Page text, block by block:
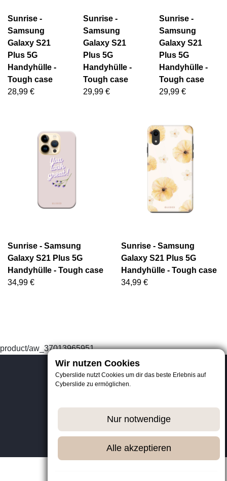
Sunrise -
Samsung
Galaxy S21
Plus 5G
Handyhülle -
Tough case
28,99 €
Sunrise -
Samsung
Galaxy S21
Plus 5G
Handyhülle -
Tough case
29,99 €
Sunrise -
Samsung
Galaxy S21
Plus 5G
Handyhülle -
Tough case
29,99 €
Sunrise - Samsung
Galaxy S21 Plus 5G
Handyhülle - Tough case
34,99 €
Sunrise - Samsung
Galaxy S21 Plus 5G
Handyhülle - Tough case
34,99 €
product/aw_37013965951
© 2026 CyberSlide
Wir nutzen Cookies
Cyberslide nutzt Cookies um dir das beste Erlebnis auf
Cyberslide zu ermöglichen.
Nur notwendige
Alle akzeptieren